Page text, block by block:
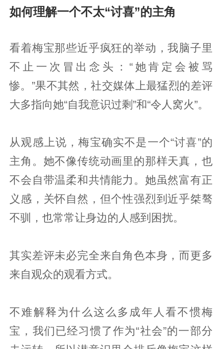
如何理解一个不太“讨喜”的主角
看着梅宝那些近乎疯狂的举动，我脑子里
不止一次冒出念头：“她肯定会被骂
惨。”果不其然，社交媒体上最猛烈的差评
大多指向她“自我意识过剩”和“令人窝火”。
从观感上说，梅宝确实不是一个“讨喜”的
主角。她不像传统动画里的那样天真，也
不会自带温柔和共情能力。她虽然富有正
义感，关怀自然，但个性强烈到近乎桀骜
不驯，也常常让身边的人感到困扰。
其实差评未必完全来自角色本身，而更多
来自观众的观看方式。
不难解释为什么这么多成年人看不惯梅
宝，我们已经习惯了作为“社会”的一部分